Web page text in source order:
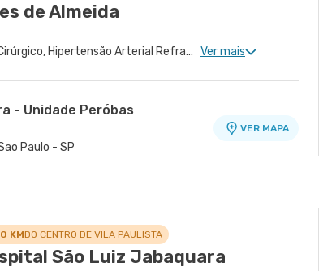
de Almeida
Cardiologia Clinica, Risco Cirúrgico, Hipertensão Arterial Refratária, Doença Coronariana, Tratamento de Miocardiopatia Ver mais
- Unidade Peróbas
Paulo - SP
VER MAPA
KMDO CENTRO DE VILA PAULISTA
São Luiz Jabaquara